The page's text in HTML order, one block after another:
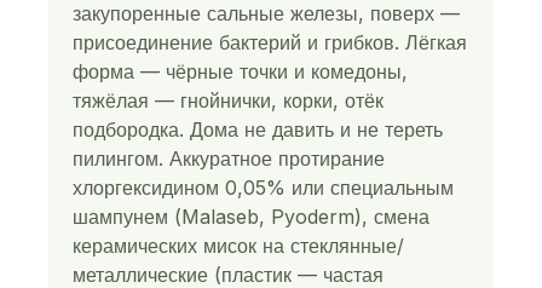
закупоренные сальные железы, поверх —
присоединение бактерий и грибков. Лёгкая
форма — чёрные точки и комедоны,
тяжёлая — гнойнички, корки, отёк
подбородка. Дома не давить и не тереть
пилингом. Аккуратное протирание
хлоргексидином 0,05% или специальным
шампунем (Malaseb, Pyoderm), смена
керамических мисок на стеклянные/
металлические (пластик — частая